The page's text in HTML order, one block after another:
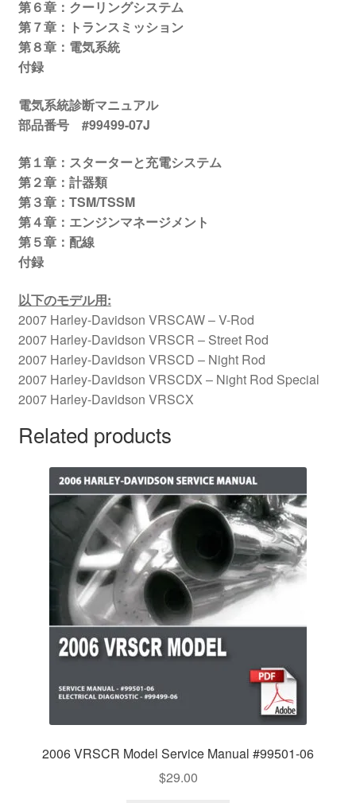
第６章：クーリングシステム
第７章：トランスミッション
第８章：電気系統
付録
電気系統診断マニュアル
部品番号 #99499-07J
第１章：スターターと充電システム
第２章：計器類
第３章：TSM/TSSM
第４章：エンジンマネージメント
第５章：配線
付録
以下のモデル用:
2007 Harley-Davidson VRSCAW – V-Rod
2007 Harley-Davidson VRSCR – Street Rod
2007 Harley-Davidson VRSCD – Night Rod
2007 Harley-Davidson VRSCDX – Night Rod Special
2007 Harley-Davidson VRSCX
Related products
2006 VRSCR Model Service Manual #99501-06
$29.00